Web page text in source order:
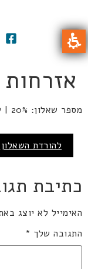
אזרחות 2018 20%
מספר שאלון: 20% | שנה: 2018 | מקצוע: אזרחות | מועד: חורף
להורדת השאלון
כתיבת
האימייל לא יוצג
התגובה שלך *